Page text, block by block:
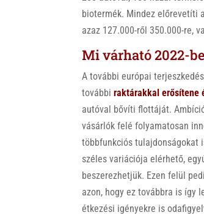
biotermék. Mindez előrevetíti a
azaz 127.000-ről 350.000-re,
Mi várható 2022-
A további európai
továbbiraktárakkal erősítene
autóval bővíti flottáját.
vásárlók felé folyamatosan
többfunkciós tulajdonságokat
széles variációja elérhető,
beszerezhetjük. Ezen felül
azon, hogy ez továbbra is így
étkezési igényekre is